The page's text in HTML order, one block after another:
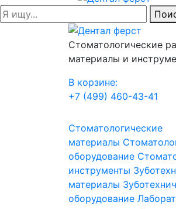
Стоматологические
материалы и
В корзине:
+7 (499) 460-43-41
Стоматологические
материалы
оборудование
инструменты
материалы
оборудование